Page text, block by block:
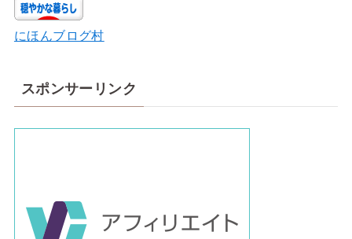
にほんブログ村
スポンサーリンク